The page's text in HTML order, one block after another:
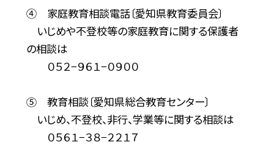
④ 家庭教育相談電話〔愛知県教育委員会〕
いじめや不登校等の家庭教育に関する保護者
の相談は
０５２−９６１−０９００
⑤ 教育相談〔愛知県総合教育センター〕
いじめ、不登校、非行、学業等に関する相談は
０５６１−３８−２２１７